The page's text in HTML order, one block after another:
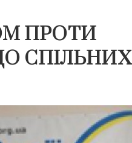
ПРОТИ
СПІЛЬНИХ